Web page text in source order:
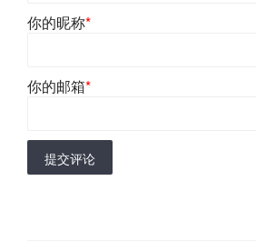
你的昵称*
你的邮箱*
提交评论